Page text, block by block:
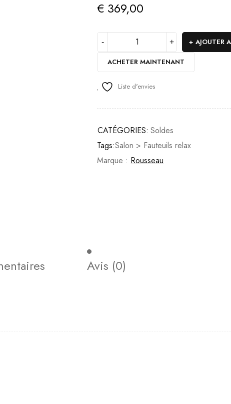
€ 369,00
AJOUTER
ACHETER MAINTENANT
Liste d'envies
CATÉGORIES: Soldes
Tags:Salon > Fauteuils relax
Marque : Rousseau
Avis (0)